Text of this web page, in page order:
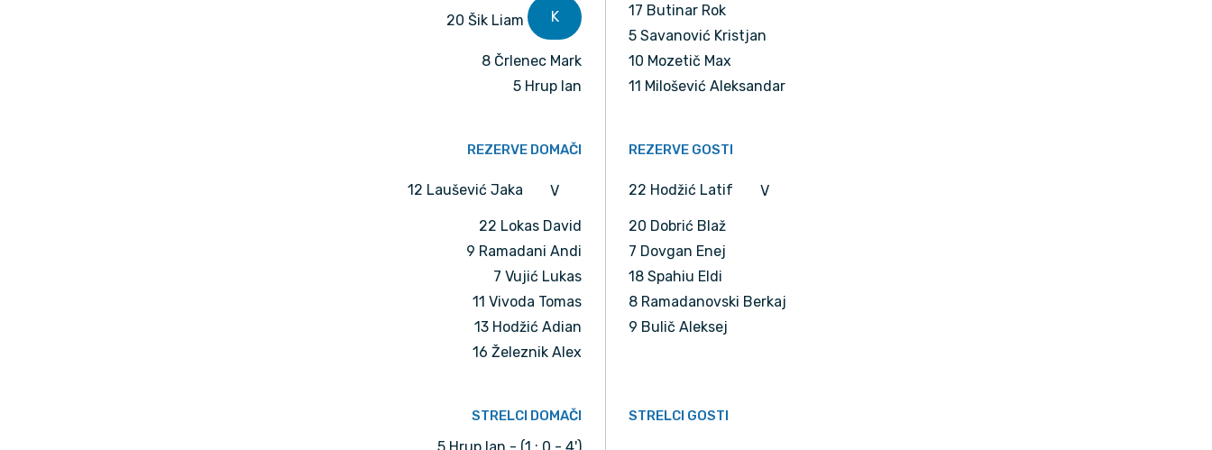
20 Šik Liam K
8 Črlenec Mark
5 Hrup Ian
17 Butinar Rok
5 Savanović Kristjan
10 Mozetič Max
11 Milošević Aleksandar
REZERVE DOMAČI
12 Laušević Jaka V
22 Lokas David
9 Ramadani Andi
7 Vujić Lukas
11 Vivoda Tomas
13 Hodžić Adian
16 Železnik Alex
REZERVE GOSTI
22 Hodžić Latif V
20 Dobrić Blaž
7 Dovgan Enej
18 Spahiu Eldi
8 Ramadanovski Berkaj
9 Bulič Aleksej
STRELCI DOMAČI STRELCI GOSTI